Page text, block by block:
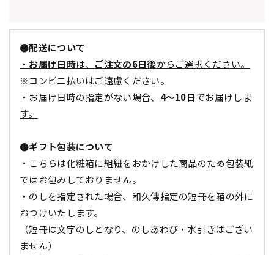
●配送について
・ お届け日時は、 ご注文の6日後からご選択ください。
※コンビニ払いはご遠慮ください。
・お届け日時の指定がない場合、 4～10日でお届けしま
す。
●ギフト包装について
・こちらは化粧箱に組紐をおかけした商品のため包装紙
ではお包みしておりません。
・のしを指定された場合、和久傳指定の短冊を箱の外に
おつけいたします。
（短冊は文字のしとなり、のしあわび・水引きはござい
ません）